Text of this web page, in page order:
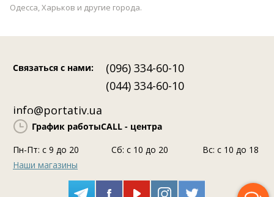
Одесса, Харьков и другие города.
Связаться с нами:
(096) 334-60-10
(044) 334-60-10
info@portativ.ua
График работыCALL - центра
Пн-Пт: c 9 до 20
Сб: с 10 до 20
Вс: с 10 до 18
Наши магазины